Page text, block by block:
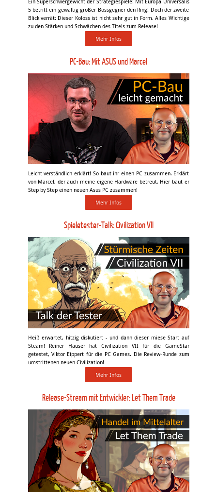
5 betritt ein gewaltig großer Bossgegner den Ring! Doch der zweite
Blick verrät: Dieser Koloss ist nicht sehr gut in Form. Alles Wichtige
zu den Stärken und Schwächen des Titels zum Release!
Mehr Infos
PC-Bau: Mit ASUS und Marcel
Leicht verständlich erklärt! So baut ihr einen PC zusammen. Erklärt
von Marcel, der auch meine eigene Hardware betreut. Hier baut er
Step by Step einen neuen Asus PC zusammen!
Mehr Infos
Spieletester-Talk: Civilization VII
Heiß erwartet, hitzig diskutiert - und dann dieser miese Start auf
Steam! Reiner Hauser hat Civilization VII für die GameStar
getestet, Viktor Eippert für die PC Games. Die Review-Runde zum
umstrittenen neuen Civilization!
Mehr Infos
Release-Stream mit Entwickler: Let Them Trade